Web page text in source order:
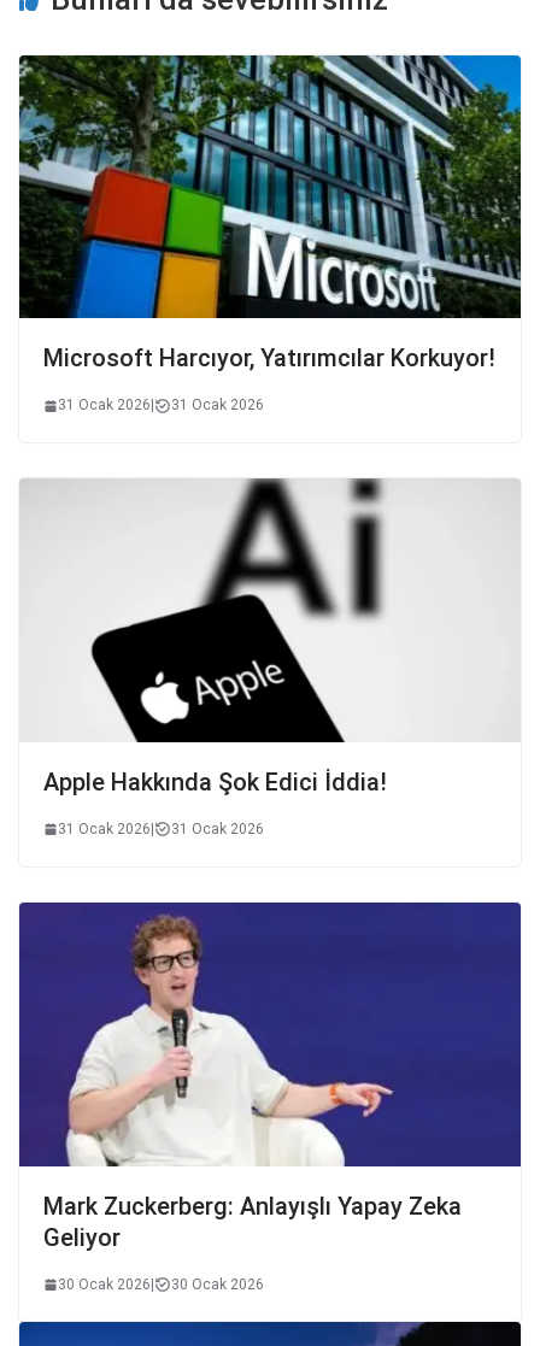
Microsoft Harcıyor, Yatırımcılar Korkuyor!
31 Ocak 2026 31 Ocak 2026
Apple Hakkında Şok Edici İddia!
31 Ocak 2026 31 Ocak 2026
Mark Zuckerberg: Anlayışlı Yapay Zeka
Geliyor
30 Ocak 2026| 30 Ocak 2026